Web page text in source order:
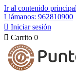
Ir al contenido principal
Llámanos: 962810900
 Iniciar sesión
 Carrito 0